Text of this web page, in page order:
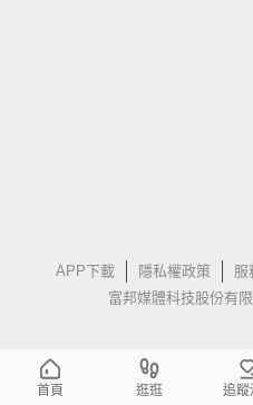
APP下載 隱私權政策 服
富邦媒體科技股份有
首頁 逛逛 追蹤